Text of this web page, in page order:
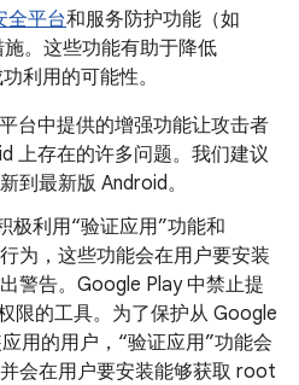
全平台和服务防护功能（如
。这些功能有助于降低
利用的可能性。
台中提供的增强功能让攻击者
上存在的许多问题。我们建议
到最新版 Android。
极利用“验证应用”功能和
为，这些功能会在用户要安装
警告。Google Play 中禁止提
限的工具。为了保护从 Google
用的用户，“验证应用”功能会
会在用户要安装能够获取 root